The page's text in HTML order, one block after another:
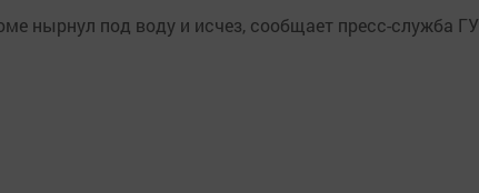
нырнул под воду и исчез, сообщает пресс-служба ГУ